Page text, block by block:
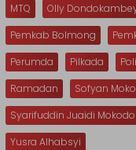
MTQ
Olly
Pemkab Bolmong
Perumda
Pilkada
Ramadan
Sofyan
Syarifuddin Juaidi
Yusra Alhabsyi